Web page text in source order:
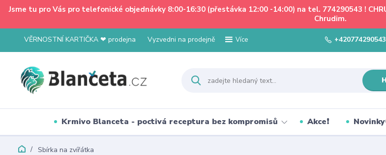
Jsme tu pro Vás pro telefonické objednávky 8:00-16:30 (přestávka 12:00 -14:00) na tel. 774290543 !
Chrudim.
VĚRNOSTNÍ KARTIČKA ❤ prodejna Vyzvedni na prodejně Více +420774290543
Krmivo Blanceta - poctivá receptura bez kompromisů Akce❗
Sbírka na zvířátka